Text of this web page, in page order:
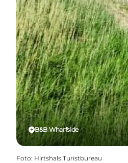
B&B Wharfside
Foto: Hirtshals Turistbureau